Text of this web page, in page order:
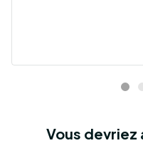
Vous